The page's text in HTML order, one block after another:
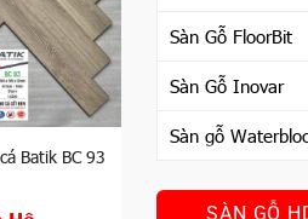
Batik BC 93
Sàn Gỗ FloorBit
Sàn Gỗ Inovar
Sàn gỗ
SÀN GỖ